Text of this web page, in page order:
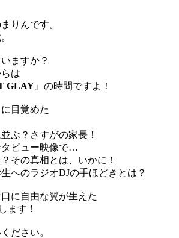
りんです。
ますか？
は
GLAY 』の時間ですよ！
目覚めた
ぶ？さすがの家長！
タビュー映像で…
その真相とは、いかに！
へのラジオDJの手ほどきとは？
に自由な翼が生えた
ます！
ださい。